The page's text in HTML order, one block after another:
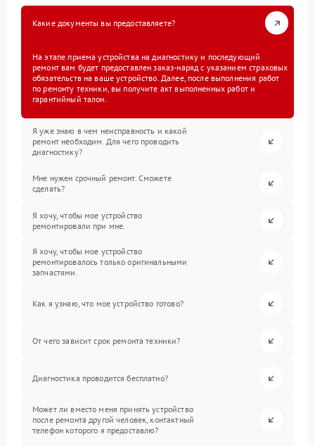
Какие документы вы предоставляете?
На этапе приема устройства на диагностику и последующий
ремонт вам будет предоставлен заказ-наряд с указанием страховых
обязательств на ваше устройство. Далее, после выполнения работ
по ремонту техники, вы получите акт выполненных работ и
гарантийный талон.
Я уже знаю в чем неисправность и какой
ремонт необходим. Для чего проводить
диагностику?
Мне нужен срочный ремонт. Сможете
сделать?
Я хочу, чтобы мое устройство
ремонтировали при мне.
Я хочу, чтобы мое устройство
ремонтировалось только оригинальными
запчастями.
Как я узнаю, что мое устройство готово?
От чего зависит срок ремонта техники?
Диагностика проводится бесплатно?
Может ли вместо меня принять устройство
после ремонта другой человек, контактный
телефон которого я предоставлю?